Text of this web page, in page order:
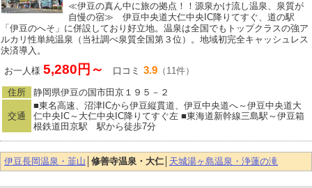
≪伊豆の真ん中に旅の拠点！！源泉かけ流し温泉、泉質が
自慢の宿≫ 伊豆中央道大仁中央IC降りてすぐ、道の駅
「伊豆のへそ」に併設しており好立地。温泉は全国でもトップクラスの強ア
ルカリ性単純温泉（当社調べ泉質全国第３位）。地域初完全キャッシュレス
決済導入。
お一人様 5,280円～ 口コミ 3.9 （11件）
住所 静岡県伊豆の国市田京１９５－２
交通
■東名高速、沼津ICから伊豆縦貫道、伊豆中央道へ～伊豆中央道大
仁中央IC～大仁中央IC降りてすぐ左 ■東海道新幹線三島駅～伊豆箱
根鉄道田京駅 駅から徒歩7分
伊豆長岡温泉・韮山 修善寺温泉・大仁 天城湯ヶ島温泉・浄蓮の滝